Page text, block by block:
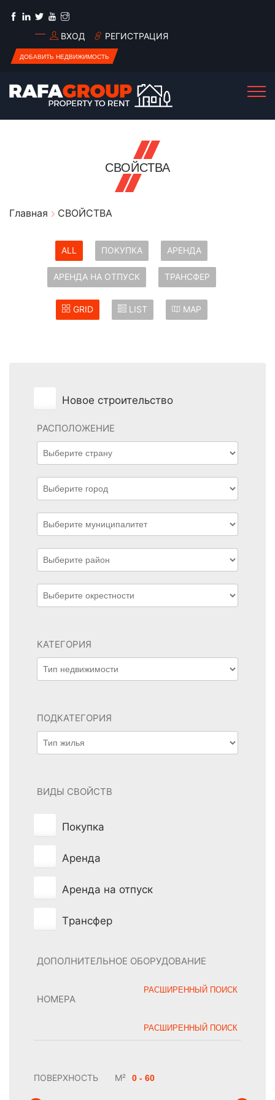
ВХОД РЕГИСТРАЦИЯ
ДОБАВИТЬ НЕДВИЖИМОСТЬ
СВОЙСТВА
Главная СВОЙСТВА
ALL ПОКУПКА АРЕНДА
АРЕНДА НА ОТПУСК TРАНСФЕР
GRID LIST MAP
Новое строительство
РАСПОЛОЖЕНИЕ
КАТЕГОРИЯ
ПОДКАТЕГОРИЯ
ВИДЫ СВОЙСТВ
Покупка
Аренда
Аренда на отпуск
Tрансфер
ДОПОЛНИТЕЛЬНОЕ ОБОРУДОВАНИЕ
РАСШИРЕННЫЙ ПОИСК
НОМЕРА
РАСШИРЕННЫЙ ПОИСК
ПОВЕРХНОСТЬ M²